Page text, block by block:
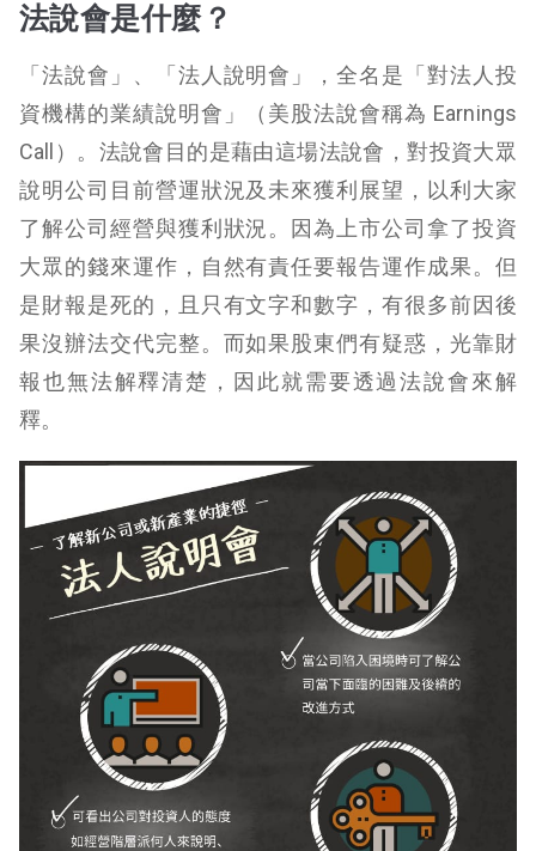
法說會是什麼？
「法說會」、「法人說明會」，全名是「對法人投
資機構的業績說明會」（美股法說會稱為 Earnings
Call）。法說會目的是藉由這場法說會，對投資大眾
說明公司目前營運狀況及未來獲利展望，以利大家
了解公司經營與獲利狀況。因為 上市公司拿了投資
大眾的錢來運作，自然有責任要報告運作成果。但
是財報是死的，且只有文字和數字，有很多前因後
果沒辦法交代完整。而如果股東們有疑惑，光靠財
報也無法解釋清楚，因此就需要透過法說會來解
釋。